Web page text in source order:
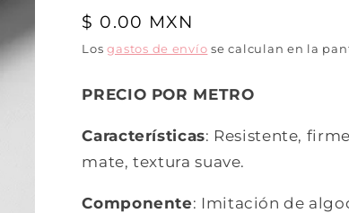
$ 0.00 MXN
Losgastos de envío se calculan en la
PRECIO POR METRO
Características: Resistente,
mate, textura suave.
Componente: Imitación de